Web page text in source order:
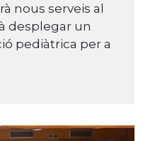
nous serveis al
desplegar un
pediàtrica per a